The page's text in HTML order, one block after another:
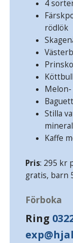
4
rödlök
Melon-
Stilla
Kaffe
Pris: 295 kr
gratis, barn
Förboka
Ring